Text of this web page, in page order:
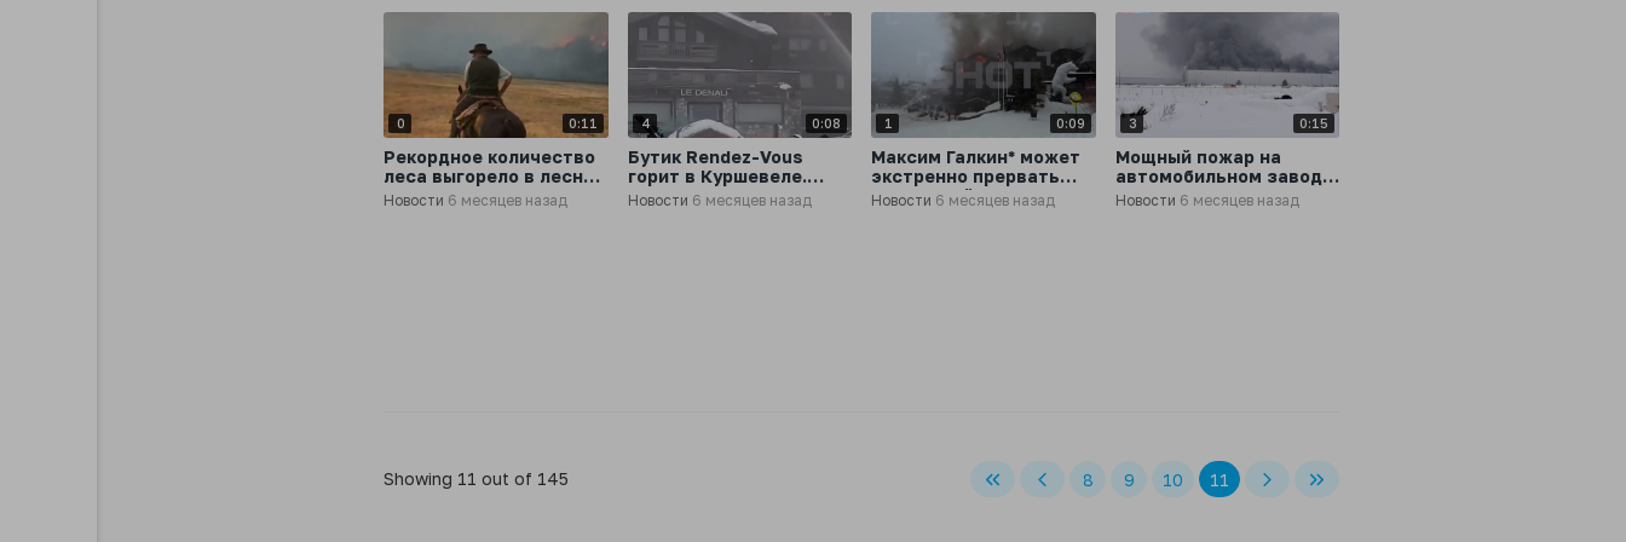
0 0:11
Рекордное количество
леса выгорело в лесных
пожарах в Аргентине
Новости 6 месяцев назад
4 0:08
Бутик Rendez-Vous
горит в Куршевеле.
Пожар не могут
потушить вторые сутки
Новости 6 месяцев назад
1 0:09
Максим Галкин* может
экстренно прервать
роскошный отдых в
Куршавеле из-за
Новости 6 месяцев назад
3 0:15
Мощный пожар на
автомобильном заводе
Volkswagen в Калуге
Новости 6 месяцев назад
Showing 11 out of 145 8 9 10 11